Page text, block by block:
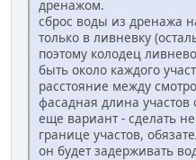
дренажом.
сброс воды из дренажа
только в ливневку
поэтому колодец
быть около каждого
расстояние между
фасадная длина
еще вариант - сделать
границе участов,
он будет задерживать